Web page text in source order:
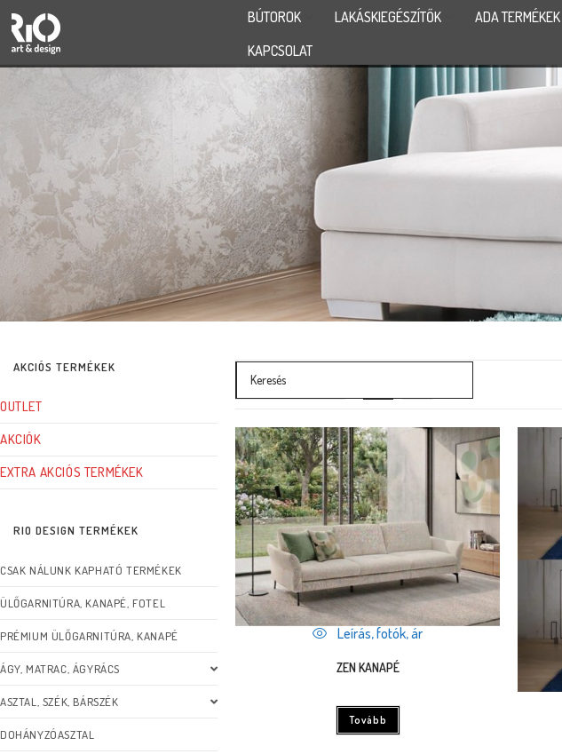
BÚTOROK LAKÁSKIEGÉSZÍTŐK ADA TERMÉKEK
KAPCSOLAT
AKCIÓS TERMÉKEK
OUTLET
AKCIÓK
EXTRA AKCIÓS TERMÉKEK
RIO DESIGN TERMÉKEK
CSAK NÁLUNK KAPHATÓ TERMÉKEK
ÜLŐGARNITÚRA, KANAPÉ, FOTEL
PRÉMIUM ÜLŐGARNITÚRA, KANAPÉ
ÁGY, MATRAC, ÁGYRÁCS
ASZTAL, SZÉK, BÁRSZÉK
DOHÁNYZÓASZTAL
Termékszűrő
Leírás, fotók, ár
ZEN KANAPÉ
Tovább